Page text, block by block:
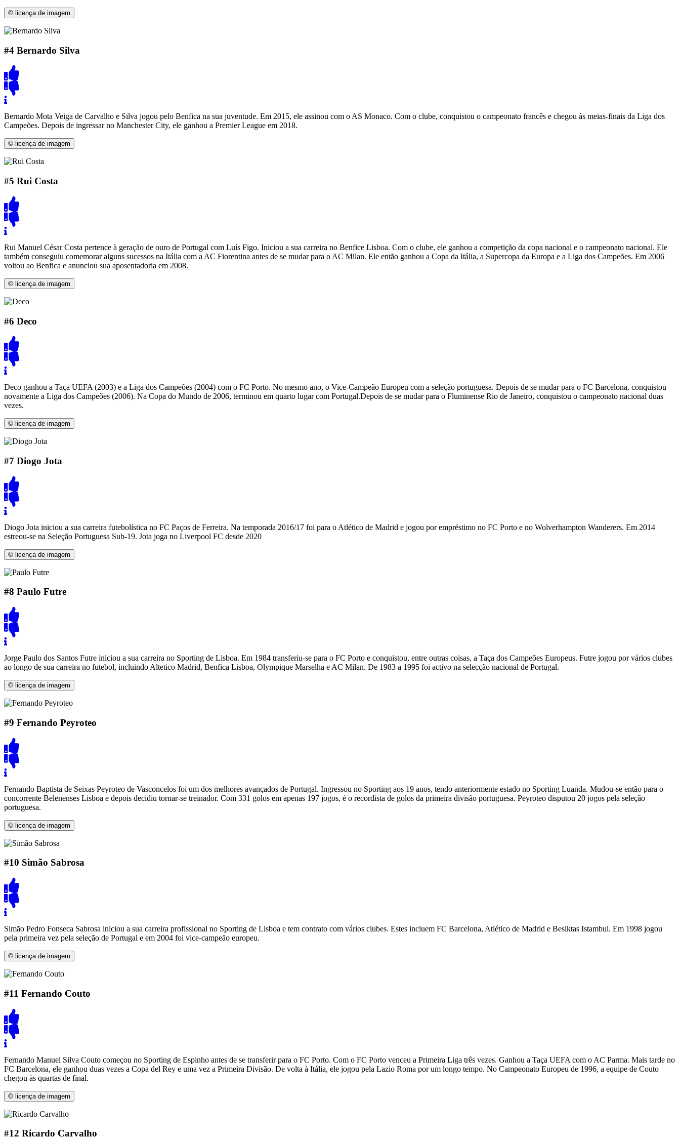
© licença de imagem
#4 Bernardo Silva
Bernardo Mota Veiga de Carvalho e Silva jogou pelo Benfica na sua juventude. Em 2015, ele assinou com o AS Monaco. Com o clube, conquistou o campeonato francês e chegou às meias-finais da Liga dos
Campeões. Depois de ingressar no Manchester City, ele ganhou a Premier League em 2018.
© licença de imagem
#5 Rui Costa
Rui Manuel César Costa pertence à geração de ouro de Portugal com Luís Figo. Iniciou a sua carreira no Benfice Lisboa. Com o clube, ele ganhou a competição da copa nacional e o campeonato nacional. Ele
também conseguiu comemorar alguns sucessos na Itália com a AC Fiorentina antes de se mudar para o AC Milan. Ele então ganhou a Copa da Itália, a Supercopa da Europa e a Liga dos Campeões. Em 2006
voltou ao Benfica e anunciou sua aposentadoria em 2008.
© licença de imagem
#6 Deco
Deco ganhou a Taça UEFA (2003) e a Liga dos Campeões (2004) com o FC Porto. No mesmo ano, o Vice-Campeão Europeu com a seleção portuguesa. Depois de se mudar para o FC Barcelona, ​​​​conquistou
novamente a Liga dos Campeões (2006). Na Copa do Mundo de 2006, terminou em quarto lugar com Portugal.Depois de se mudar para o Fluminense Rio de Janeiro, conquistou o campeonato nacional duas
vezes.
© licença de imagem
#7 Diogo Jota
Diogo Jota iniciou a sua carreira futebolística no FC Paços de Ferreira. Na temporada 2016/17 foi para o Atlético de Madrid e jogou por empréstimo no FC Porto e no Wolverhampton Wanderers. Em 2014
estreou-se na Seleção Portuguesa Sub-19. Jota joga no Liverpool FC desde 2020
© licença de imagem
#8 Paulo Futre
Jorge Paulo dos Santos Futre iniciou a sua carreira no Sporting de Lisboa. Em 1984 transferiu-se para o FC Porto e conquistou, entre outras coisas, a Taça dos Campeões Europeus. Futre jogou por vários clubes
ao longo de sua carreira no futebol, incluindo Altetico Madrid, Benfica Lisboa, Olympique Marselha e AC Milan. De 1983 a 1995 foi activo na selecção nacional de Portugal.
© licença de imagem
#9 Fernando Peyroteo
Fernando Baptista de Seixas Peyroteo de Vasconcelos foi um dos melhores avançados de Portugal. Ingressou no Sporting aos 19 anos, tendo anteriormente estado no Sporting Luanda. Mudou-se então para o
concorrente Belenenses Lisboa e depois decidiu tornar-se treinador. Com 331 golos em apenas 197 jogos, é o recordista de golos da primeira divisão portuguesa. Peyroteo disputou 20 jogos pela seleção
portuguesa.
© licença de imagem
#10 Simão Sabrosa
Simão Pedro Fonseca Sabrosa iniciou a sua carreira profissional no Sporting de Lisboa e tem contrato com vários clubes. Estes incluem FC Barcelona, ​​​​Atlético de Madrid e Besiktas Istambul. Em 1998 jogou
pela primeira vez pela seleção de Portugal e em 2004 foi vice-campeão europeu.
© licença de imagem
#11 Fernando Couto
Fernando Manuel Silva Couto começou no Sporting de Espinho antes de se transferir para o FC Porto. Com o FC Porto venceu a Primeira Liga três vezes. Ganhou a Taça UEFA com o AC Parma. Mais tarde no
FC Barcelona, ​​​​ele ganhou duas vezes a Copa del Rey e uma vez a Primeira Divisão. De volta à Itália, ele jogou pela Lazio Roma por um longo tempo. No Campeonato Europeu de 1996, a equipe de Couto
chegou às quartas de final.
© licença de imagem
#12 Ricardo Carvalho